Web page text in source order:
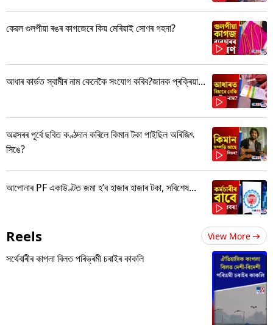
কেৱল গুলপীয়া ৰঙৰ কাগজেৰে কিয় মেৰিয়াই সোণৰ গহনা?
আধাৰ কাৰ্ডত স্বামীৰ নাম কেনেকৈ সংযোগ কৰিব?জানক প্ৰক্ৰিয়া...
অৱসৰৰ পূৰ্বে ছবিত কণ্ঠদান কৰিলে কিমান টকা পাইছিল অৰিজিৎ
সিঙে?
আপোনাৰ PF একাউণ্টত জমা হ’ব হাজাৰ হাজাৰ টকা, সবিশেষ...
Reels View More
সৰ্থেবাৰীৰ কাপলা বিলত পৰিভ্ৰমী চৰাইৰ কাকলি